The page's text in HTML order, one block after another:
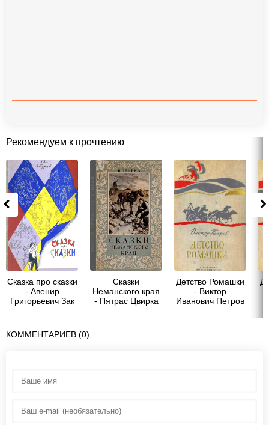
Рекомендуем к прочтению
Сказка про сказки
- Авенир
Григорьевич Зак
Сказки
Неманского края
- Пятрас Цвирка
Детство Ромашки
- Виктор
Иванович Петров
КОММЕНТАРИЕВ (0)